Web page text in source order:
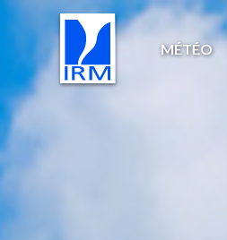
MÉTÉO